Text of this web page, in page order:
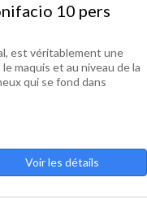
10 pers
est véritablement une
maquis et au niveau de la
qui se fond dans
Voir les détails